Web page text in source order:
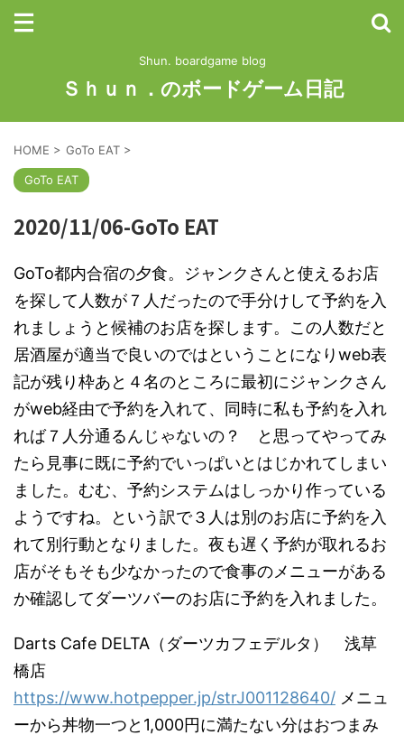
Shun. boardgame blog
Ｓｈｕｎ．のボードゲーム日記
HOME > GoTo EAT >
GoTo EAT
2020/11/06-GoTo EAT
GoTo都内合宿の夕食。ジャンクさんと使えるお店
を探して人数が７人だったので手分けして予約を入
れましょうと候補のお店を探します。この人数だと
居酒屋が適当で良いのではということになりweb表
記が残り枠あと４名のところに最初にジャンクさん
がweb経由で予約を入れて、同時に私も予約を入れ
れば７人分通るんじゃないの？ と思ってやってみ
たら見事に既に予約でいっぱいとはじかれてしまい
ました。むむ、予約システムはしっかり作っている
ようですね。という訳で３人は別のお店に予約を入
れて別行動となりました。夜も遅く予約が取れるお
店がそもそも少なかったので食事のメニューがある
か確認してダーツバーのお店に予約を入れました。
Darts Cafe DELTA（ダーツカフェデルタ） 浅草
橋店
https://www.hotpepper.jp/strJ001128640/ メニュ
ーから丼物一つと1,000円に満たない分はおつまみ